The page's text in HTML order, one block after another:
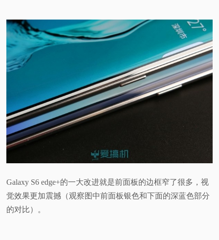
Galaxy S6 edge+的一大改进就是前面板的边框窄了很多，视
觉效果更加震撼（观察图中前面板银色和下面的深蓝色部分
的对比）。